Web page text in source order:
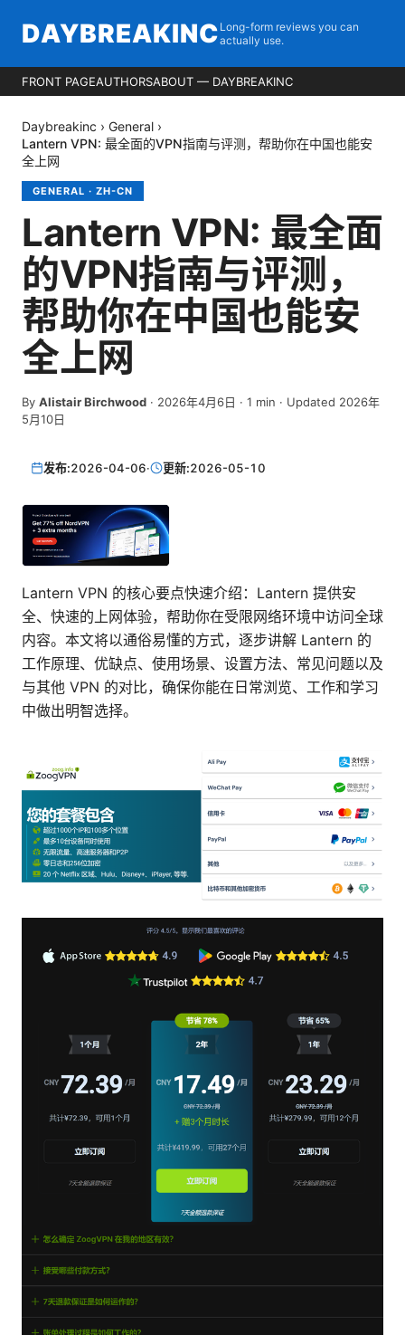
DAYBREAKINC Long-form reviews you can
actually use.
FRONT PAGEAUTHORSABOUT — DAYBREAKINC
Daybreakinc › General ›
Lantern VPN: 最全面的VPN指南与评测，帮助你在中国也能安
全上网
GENERAL · ZH-CN
Lantern VPN: 最全面
的VPN指南与评测，
帮助你在中国也能安
全上网
By Alistair Birchwood · 2026年4月6日 · 1 min · Updated 2026年
5月10日
发布:2026-04-06· 更新:2026-05-10
Lantern VPN 的核心要点快速介绍：Lantern 提供安
全、快速的上网体验，帮助你在受限网络环境中访问全球
内容。本文将以通俗易懂的方式，逐步讲解 Lantern 的
工作原理、优缺点、使用场景、设置方法、常见问题以及
与其他 VPN 的对比，确保你能在日常浏览、工作和学习
中做出明智选择。